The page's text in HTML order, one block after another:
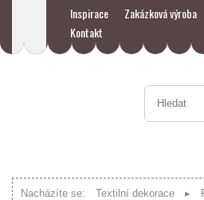
Inspirace Zakázková výroba
Kontakt
Nacházíte se: Textilní dekorace